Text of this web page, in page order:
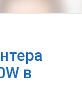
в